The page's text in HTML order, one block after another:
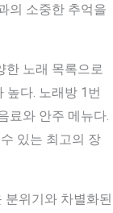
의 소중한 추억을
한 노래 목록으로
높다. 노래방 1번
료와 안주 메뉴다.
있는 최고의 장
분위기와 차별화된